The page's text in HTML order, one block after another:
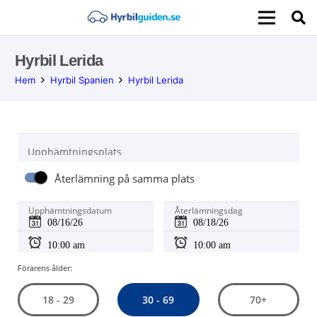
Hyrbil Lerida
Hem Hyrbil Spanien Hyrbil Lerida
Upphämtningsplats
Återlämning på samma plats
Upphämtningsdatum Återlämningsdag
Förarens ålder:
18 - 29 30 - 69 70+